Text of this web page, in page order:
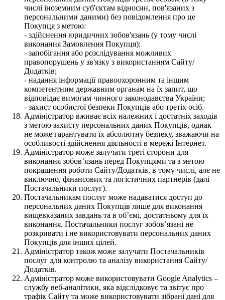
числі іноземним суб'єктам відносин, пов'язаних з
персональними даними) без повідомлення про це
Покупця з метою:
- здійснення юридичних зобов'язань (у тому числі
виконання Замовлення Покупця);
- запобігання або розслідування можливих
правопорушень у зв'язку з використанням Сайту/
Додатків;
- надання інформації правоохоронним та іншим
компетентним державним органам на їх запит, що
відповідає вимогам чинного законодавства України;
- захист особистої безпеки Покупців або третіх осіб.
Адміністратор вживає всіх належних і достатніх заходів
з метою захисту персональних даних Покупців, однак
не може гарантувати їх абсолютну безпеку, зважаючи на
особливості здійснення діяльності в мережі Інтернет.
Адміністратор може залучати треті сторони для
виконання зобов’язань перед Покупцями та з метою
покращення роботи Сайту/Додатків, в тому числі, але не
виключно, фінансових та логістичних партнерів (далі –
Постачальники послуг).
Постачальникам послуг може надаватися доступ до
персональних даних Покупців лише для виконання
вищевказаних завдань та в об’ємі, достатньому для їх
виконання. Постачальники послуг зобов’язані не
розкривати і не використовувати персональних даних
Покупців для інших цілей.
Адміністратор також може залучати Постачальників
послуг для контролю та аналізу використання Сайту/
Додатків.
Адміністратор може використовувати Google Analytics –
службу веб-аналітики, яка відслідковує та звітує про
трафік Сайту та може використовувати зібрані дані для